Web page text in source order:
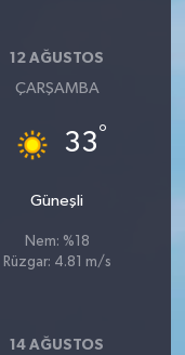
12 AĞUSTOS
ÇARŞAMBA
33°
Güneşli
Nem: %18
Rüzgar: 4.81 m/s
14 AĞUSTOS